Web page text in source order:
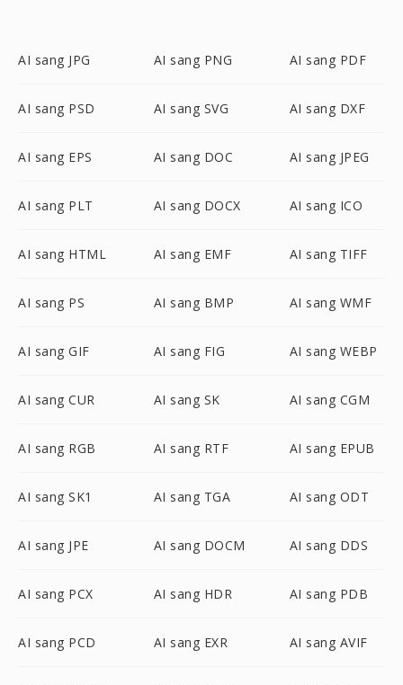
AI sang JPG AI sang PNG AI sang PDF
AI sang PSD AI sang SVG AI sang DXF
AI sang EPS AI sang DOC AI sang JPEG
AI sang PLT AI sang DOCX AI sang ICO
AI sang HTML AI sang EMF AI sang TIFF
AI sang PS AI sang BMP AI sang WMF
AI sang GIF AI sang FIG AI sang WEBP
AI sang CUR AI sang SK AI sang CGM
AI sang RGB AI sang RTF AI sang EPUB
AI sang SK1 AI sang TGA AI sang ODT
AI sang JPE AI sang DOCM AI sang DDS
AI sang PCX AI sang HDR AI sang PDB
AI sang PCD AI sang EXR AI sang AVIF